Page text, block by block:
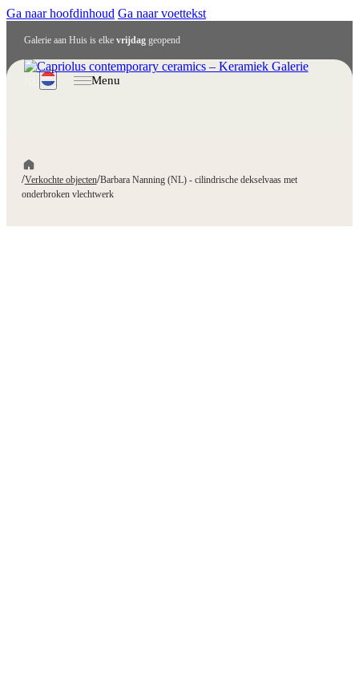
Ga naar hoofdinhoud Ga naar voettekst
Galerie aan Huis is elke vrijdaggeopend
Menu
/Verkochte objecten/Barbara Nanning (NL) - cilindrische dekselvaas met
onderbroken vlechtwerk